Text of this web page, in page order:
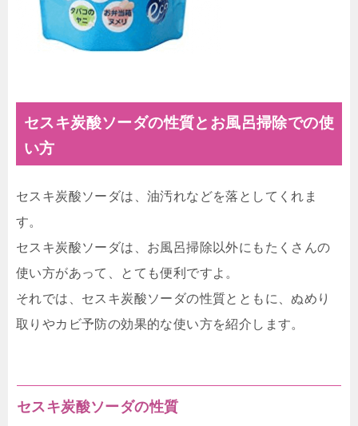
セスキ炭酸ソーダの性質とお風呂掃除での使
い方
セスキ炭酸ソーダは、油汚れなどを落としてくれま
す。
セスキ炭酸ソーダは、お風呂掃除以外にもたくさんの
使い方があって、とても便利ですよ。
それでは、セスキ炭酸ソーダの性質とともに、ぬめり
取りやカビ予防の効果的な使い方を紹介します。
セスキ炭酸ソーダの性質